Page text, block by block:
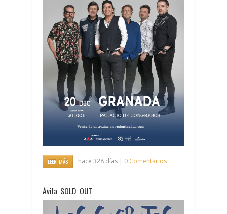
LEER MÁS hace 328 días | 0 Comentarios
Ávila SOLD OUT